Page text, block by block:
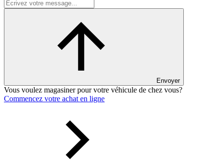
Envoyer
Vous voulez magasiner pour votre véhicule de chez vous?
Commencez votre achat en ligne